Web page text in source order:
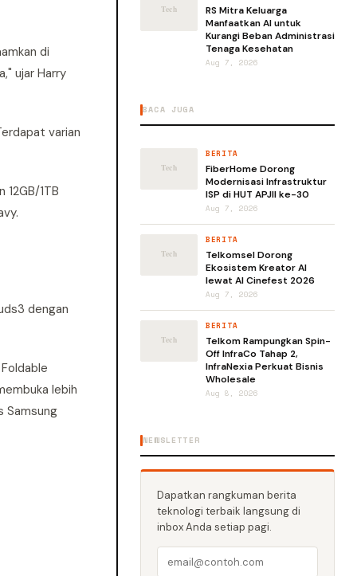
di
ujar Harry
varian
1TB
dengan
lebih
Samsung
RS Mitra Keluarga
Manfaatkan AI untuk
Kurangi Beban Administrasi
Tenaga Kesehatan
Aug 7, 2026
BACA JUGA
BERITA
FiberHome Dorong
Modernisasi Infrastruktur
ISP di HUT APJII ke-30
Aug 7, 2026
BERITA
Telkomsel Dorong
Ekosistem Kreator AI
lewat AI Cinefest 2026
Aug 7, 2026
BERITA
Telkom Rampungkan Spin-
Off InfraCo Tahap 2,
InfraNexia Perkuat Bisnis
Wholesale
Aug 8, 2026
NEWSLETTER
Dapatkan rangkuman berita
teknologi terbaik langsung di
inbox Anda setiap pagi.